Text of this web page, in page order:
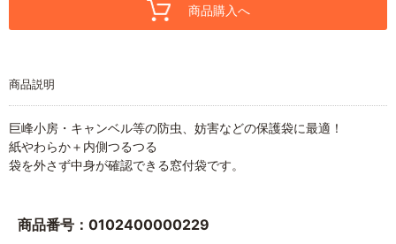
商品購入へ
商品説明
巨峰小房・キャンベル等の防虫、妨害などの保護袋に最適！
紙やわらか＋内側つるつる
袋を外さず中身が確認できる窓付袋です。
商品番号：0102400000229